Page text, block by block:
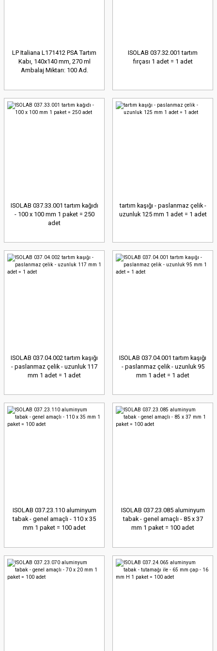
LP Italiana L171412 PSA Tartım
Kabı, 140x140 mm, 270 ml
Ambalaj Miktarı: 100 Ad.
ISOLAB 037.32.001 tartım
fırçası 1 adet = 1 adet
ISOLAB 037.33.001 tartım kağıdı
- 100 x 100 mm 1 paket = 250
adet
tartım kaşığı - paslanmaz çelik -
uzunluk 125 mm 1 adet = 1 adet
ISOLAB 037.04.002 tartım kaşığı
- paslanmaz çelik - uzunluk 117
mm 1 adet = 1 adet
ISOLAB 037.04.001 tartım kaşığı
- paslanmaz çelik - uzunluk 95
mm 1 adet = 1 adet
ISOLAB 037.23.110 aluminyum
tabak - genel amaçlı - 110 x 35
mm 1 paket = 100 adet
ISOLAB 037.23.085 aluminyum
tabak - genel amaçlı - 85 x 37
mm 1 paket = 100 adet